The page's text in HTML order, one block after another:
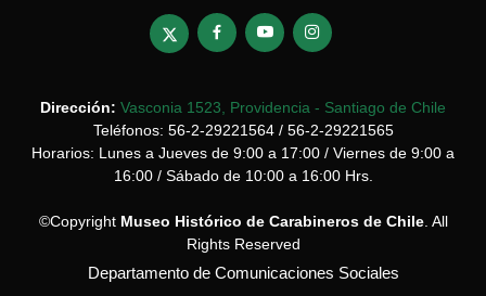
Dirección: Vasconia 1523, Providencia - Santiago de Chile
Teléfonos: 56-2-29221564 / 56-2-29221565
Horarios: Lunes a Jueves de 9:00 a 17:00 / Viernes de 9:00 a
16:00 / Sábado de 10:00 a 16:00 Hrs.
©Copyright Museo Histórico de Carabineros de Chile. All
Rights Reserved
Departamento de Comunicaciones Sociales